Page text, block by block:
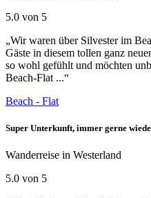
5.0 von 5
„Wir waren über Silvester im
Gäste in diesem tollen ganz
so wohl gefühlt und möchten
Beach-Flat ...“
Beach - Flat
Super Unterkunft, immer gerne
Wanderreise in Westerland
5.0 von 5